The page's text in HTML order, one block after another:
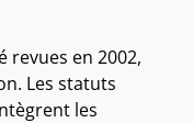
revues en 2002,
Les statuts
les